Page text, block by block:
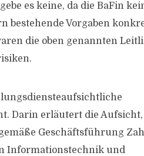
es keine, da die BaFin
bestehende Vorgaben
die oben genannten
Darin erläutert die
Geschäftsführung
Informationstechnik und